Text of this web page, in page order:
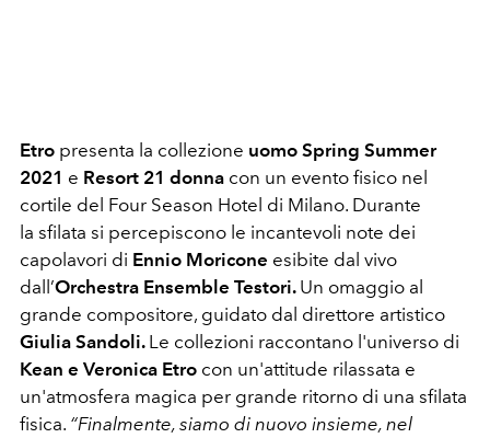
Etro presenta la collezione uomo Spring Summer
2021 e Resort 21 donna con un evento fisico nel
cortile del Four Season Hotel di Milano. Durante
la sfilata si percepiscono le incantevoli note dei
capolavori di Ennio Moricone esibite dal vivo
dall’Orchestra Ensemble Testori. Un omaggio al
grande compositore, guidato dal direttore artistico
Giulia Sandoli. Le collezioni raccontano l'universo di
Kean e Veronica Etro con un'attitude rilassata e
un'atmosfera magica per grande ritorno di una sfilata
fisica. “Finalmente, siamo di nuovo insieme, nel